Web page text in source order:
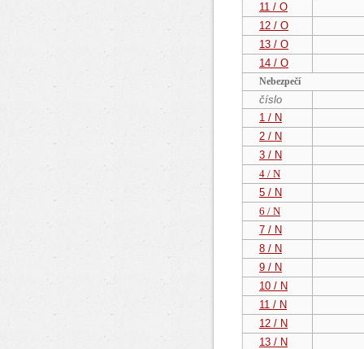
11 / O
12 / O
13 / O
14 / O
Nebezpečí
číslo
1 / N
2 / N
3 / N
4 / N
5 / N
6 / N
7 / N
8 / N
9 / N
10 / N
11 / N
12 / N
13 / N